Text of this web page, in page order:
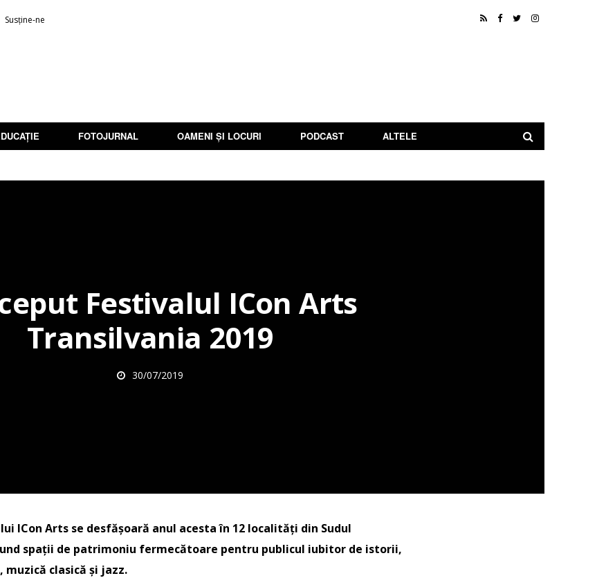
Susține-ne
FOTOJURNAL OAMENI ȘI LOCURI PODCAST ALTELE
Festivalul ICon Arts
Transilvania 2019
30/07/2019
ICon Arts se desfășoară anul acesta în 12 localități din Sudul
spații de patrimoniu fermecătoare pentru publicul iubitor de istorii,
clasică și jazz.